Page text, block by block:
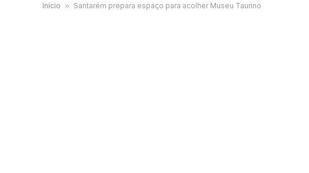
Início » Santarém prepara espaço para acolher Museu Taurino